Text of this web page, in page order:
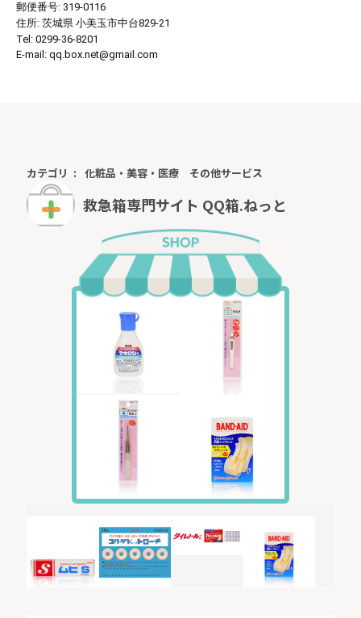
郵便番号: 319-0116
住所: 茨城県 小美玉市中台829-21
Tel: 0299-36-8201
E-mail: qq.box.net@gmail.com
カテゴリ 化粧品・美容・医療 その他サービス
救急箱専門サイト QQ箱.ねっと